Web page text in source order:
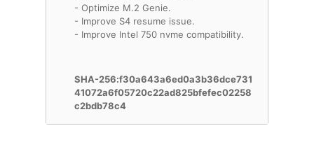
- Optimize M.2 Genie.
- Improve S4 resume issue.
- Improve Intel 750 nvme compatibility.
SHA-256:f30a643a6ed0a3b36dce731
41072a6f05720c22ad825bfefec02258
c2bdb78c4